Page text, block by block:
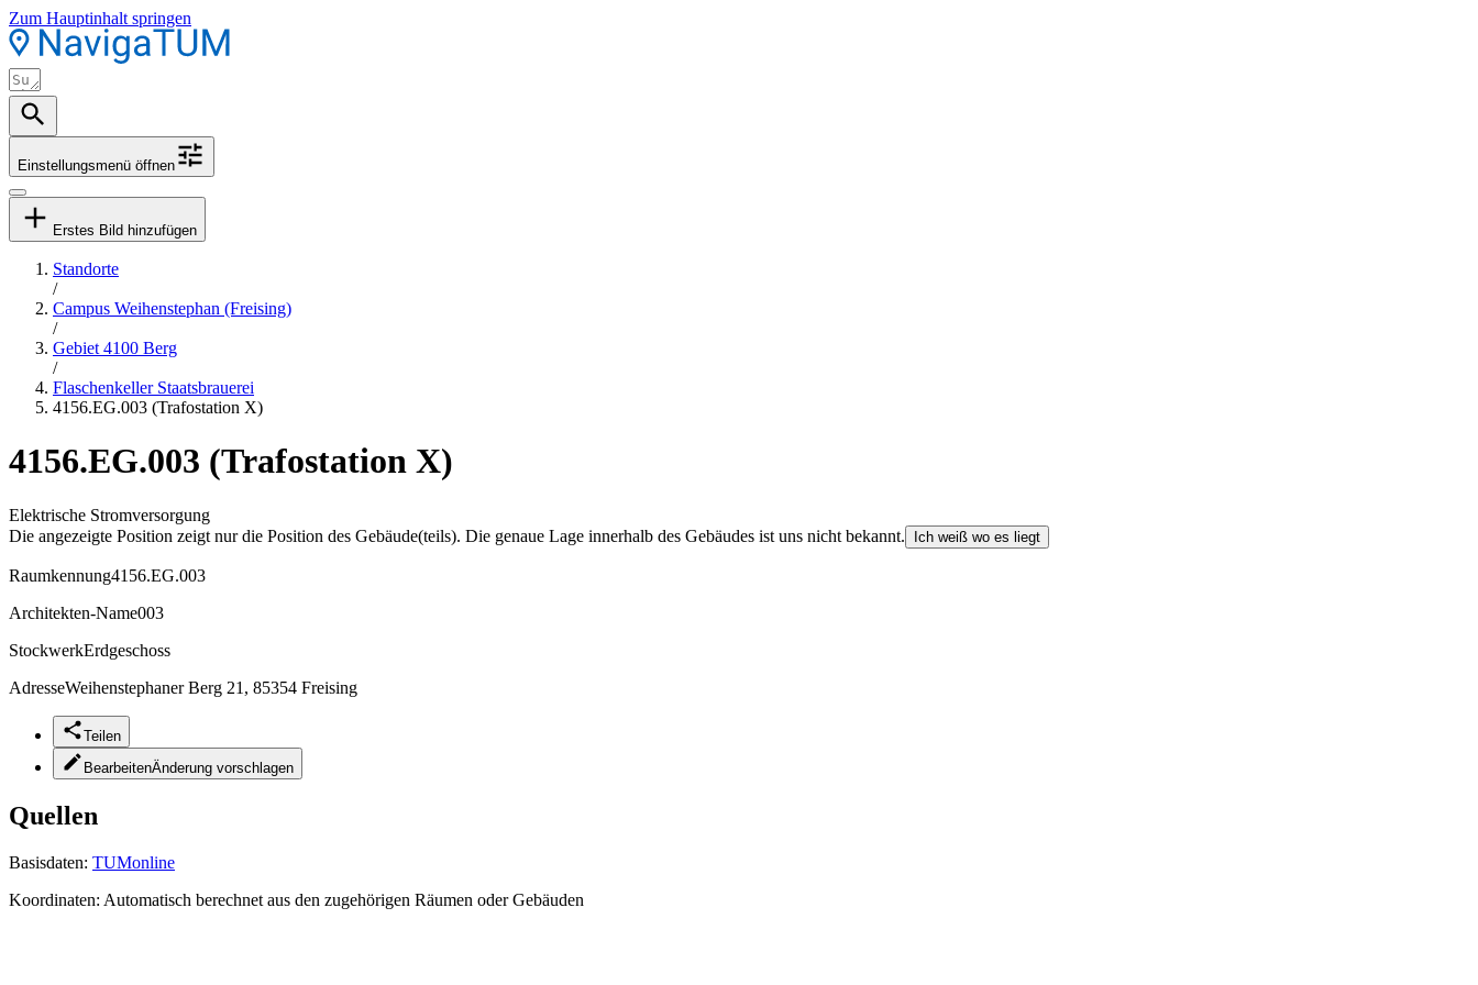
Zum Hauptinhalt springen
Einstellungsmenü öffnen
Erstes Bild hinzufügen
Standorte
/
Campus Weihenstephan (Freising)
/
Gebiet 4100 Berg
/
Flaschenkeller Staatsbrauerei
4156.EG.003 (Trafostation X)
4156.EG.003 (Trafostation X)
Elektrische Stromversorgung
Die angezeigte Position zeigt nur die Position des Gebäude(teils). Die genaue Lage innerhalb des Gebäudes ist uns nicht bekannt.
Ich weiß wo es liegt
Raumkennung4156.EG.003
Architekten-Name003
StockwerkErdgeschoss
AdresseWeihenstephaner Berg 21, 85354 Freising
Teilen
BearbeitenÄnderung vorschlagen
Quellen
Basisdaten: TUMonline
Koordinaten: Automatisch berechnet aus den zugehörigen Räumen oder Gebäuden